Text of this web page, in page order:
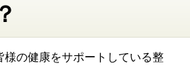
様の健康をサポートしている整